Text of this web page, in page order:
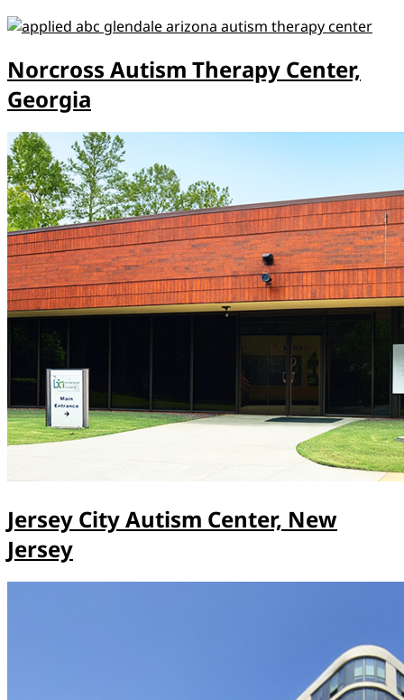
Norcross Autism Therapy Center,
Georgia
Jersey City Autism Center, New
Jersey